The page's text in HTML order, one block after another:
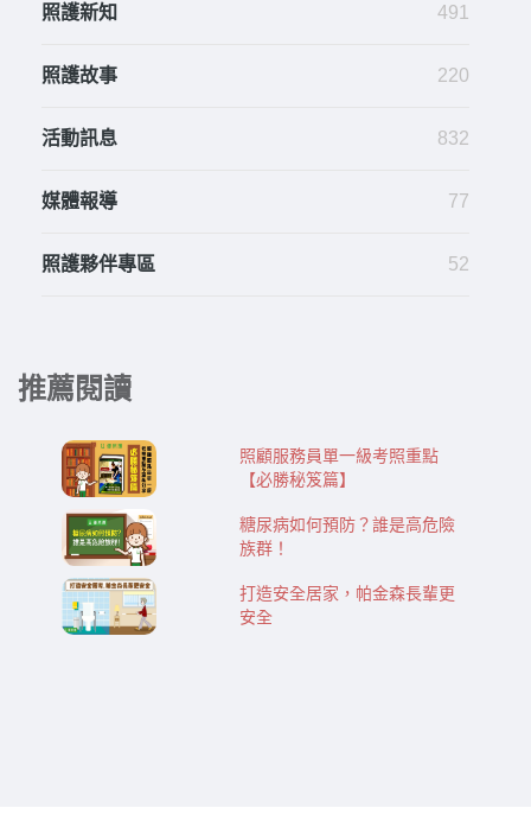
照護新知 491
照護故事 220
活動訊息 832
媒體報導 77
照護夥伴專區 52
推薦閱讀
照顧服務員單一級考照重點
【必勝秘笈篇】
糖尿病如何預防？誰是高危險
族群！
打造安全居家，帕金森長輩更
安全